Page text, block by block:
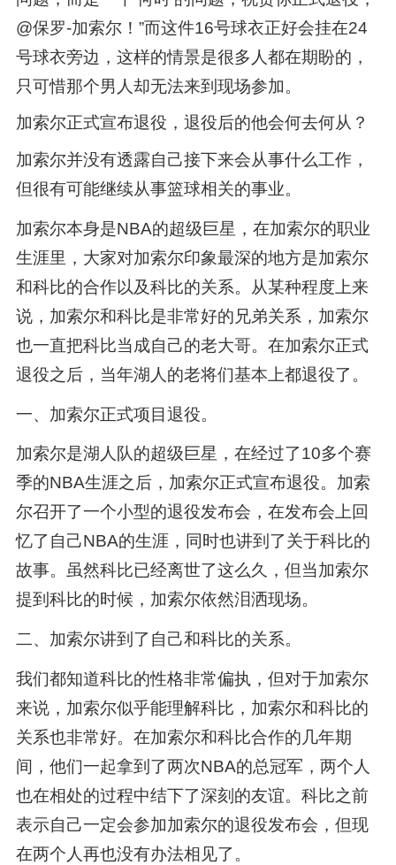
@保罗-加索尔！”而这件16号球衣正好会挂在24
号球衣旁边，这样的情景是很多人都在期盼的，
只可惜那个男人却无法来到现场参加。
加索尔正式宣布退役，退役后的他会何去何从？
加索尔并没有透露自己接下来会从事什么工作，
但很有可能继续从事篮球相关的事业。
加索尔本身是NBA的超级巨星，在加索尔的职业
生涯里，大家对加索尔印象最深的地方是加索尔
和科比的合作以及科比的关系。从某种程度上来
说，加索尔和科比是非常好的兄弟关系，加索尔
也一直把科比当成自己的老大哥。在加索尔正式
退役之后，当年湖人的老将们基本上都退役了。
一、加索尔正式项目退役。
加索尔是湖人队的超级巨星，在经过了10多个赛
季的NBA生涯之后，加索尔正式宣布退役。加索
尔召开了一个小型的退役发布会，在发布会上回
忆了自己NBA的生涯，同时也讲到了关于科比的
故事。虽然科比已经离世了这么久，但当加索尔
提到科比的时候，加索尔依然泪洒现场。
二、加索尔讲到了自己和科比的关系。
我们都知道科比的性格非常偏执，但对于加索尔
来说，加索尔似乎能理解科比，加索尔和科比的
关系也非常好。在加索尔和科比合作的几年期
间，他们一起拿到了两次NBA的总冠军，两个人
也在相处的过程中结下了深刻的友谊。科比之前
表示自己一定会参加加索尔的退役发布会，但现
在两个人再也没有办法相见了。